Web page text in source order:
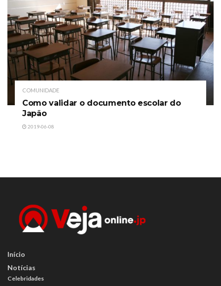
COMUNIDADE
Como validar o documento escolar do
Japão
2019-06-08
Início
Notícias
Celebridades